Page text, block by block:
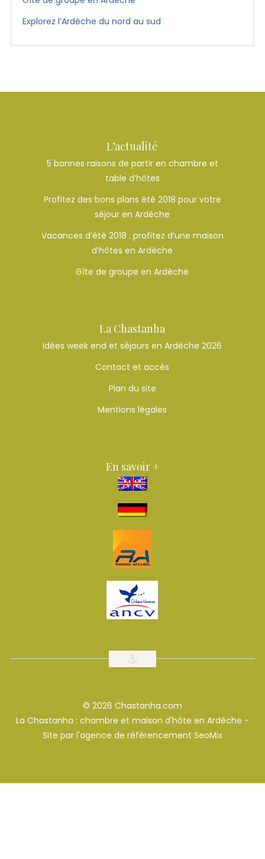
Explorez l’Ardèche du nord au sud
L’actualité
5 bonnes raisons de partir en chambre et
table d’hôtes
Profitez des bons plans été 2018 pour votre
séjour en Ardèche
Vacances d’été 2018 : profitez d’une maison
d’hôtes en Ardèche
Gîte de groupe en Ardèche
La Chastanha
Idées week end et séjours en Ardèche 2026
Contact et accès
Plan du site
Mentions légales
En savoir +
© 2026 Chastanha.com
La Chastanha : chambre et maison d'hôte en Ardèche -
Site par l'agence de référencement SeoMix